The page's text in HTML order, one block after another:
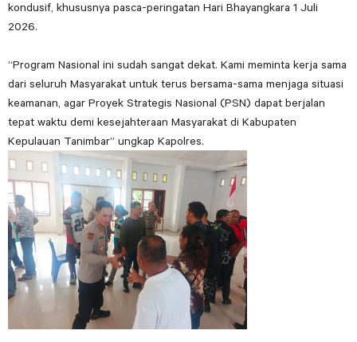
kondusif, khususnya pasca-peringatan Hari Bhayangkara 1 Juli
2026.
“Program Nasional ini sudah sangat dekat. Kami meminta kerja sama
dari seluruh Masyarakat untuk terus bersama-sama menjaga situasi
keamanan, agar Proyek Strategis Nasional (PSN) dapat berjalan
tepat waktu demi kesejahteraan Masyarakat di Kabupaten
Kepulauan Tanimbar” ungkap Kapolres.